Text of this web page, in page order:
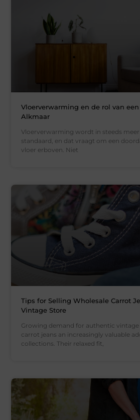
Vloerverwarming en de rol van
Alkmaar
Vloerverwarming wordt in steeds
standaard, en dat vraagt om een
vloer erboven. Niet
Tips for Selling Wholesale Carrot
Vintage Store
Growing demand for authentic vintage
carrot jeans an increasingly valuable
collections. Their relaxed fit,